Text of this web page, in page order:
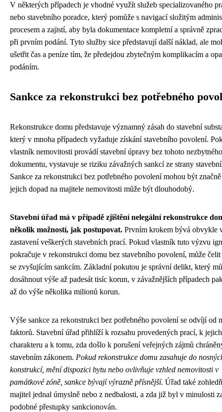
V některých případech je vhodné využít služeb specializovaného
nebo stavebního poradce, který pomůže s navigací složitým
procesem a zajistí, aby byla dokumentace kompletní a správně
při prvním podání. Tyto služby sice představují další náklad, ale
ušetřit čas a peníze tím, že předejdou zbytečným komplikacím a
podáním.
Sankce za rekonstrukci bez potřebného
Rekonstrukce domu představuje významný zásah do stavební
který v mnoha případech vyžaduje získání stavebního povolení.
vlastník nemovitosti provádí stavební úpravy bez tohoto nezbytného
dokumentu, vystavuje se riziku závažných sankcí ze strany
Sankce za rekonstrukci bez potřebného povolení mohou být
jejich dopad na majitele nemovitosti může být dlouhodobý.
Stavební úřad má v případě zjištění nelegální rekonstrukce
několik možností, jak postupovat. Prvním krokem bývá obvykle
zastavení veškerých stavebních prací. Pokud vlastník tuto výzvu
pokračuje v rekonstrukci domu bez stavebního povolení, může čelit
se zvyšujícím sankcím. Základní pokutou je správní delikt, který
dosáhnout výše až padesát tisíc korun, v závažnějších případech
až do výše několika milionů korun.
Výše sankce za rekonstrukci bez potřebného povolení se odvíjí od
faktorů. Stavební úřad přihlíží k rozsahu provedených prací, k jejich
charakteru a k tomu, zda došlo k porušení veřejných zájmů
stavebním zákonem. Pokud rekonstrukce domu zasahuje do
konstrukcí, mění dispozici bytu nebo ovlivňuje vzhled nemovitosti v
památkové zóně, sankce bývají výrazně přísnější. Úřad také
majitel jednal úmyslně nebo z nedbalosti, a zda již byl v minulosti
podobné přestupky sankcionován.